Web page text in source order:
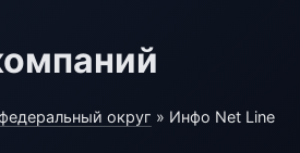
округ » Инфо Net Line